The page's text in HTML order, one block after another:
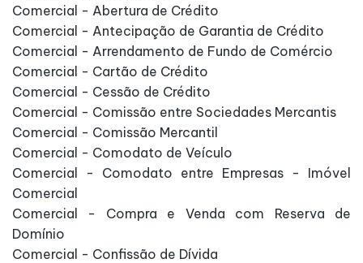
Comercial - Abertura de Crédito
Comercial - Antecipação de Garantia de Crédito
Comercial - Arrendamento de Fundo de Comércio
Comercial - Cartão de Crédito
Comercial - Cessão de Crédito
Comercial - Comissão entre Sociedades Mercantis
Comercial - Comissão Mercantil
Comercial - Comodato de Veículo
Comercial - Comodato entre Empresas - Imóvel
Comercial
Comercial - Compra e Venda com Reserva de
Domínio
Comercial - Confissão de Dívida